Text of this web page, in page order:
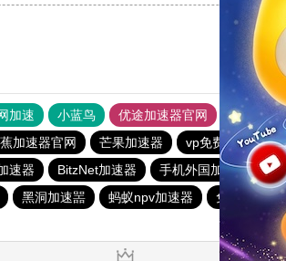
加速 小蓝鸟 优途加速器官网 风驰加速
加速器官网 芒果加速器 vp免费加速
速器 BitzNet加速器 手机外国加速器官网
黑洞加速噐 蚂蚁npv加速器 免费vqn加